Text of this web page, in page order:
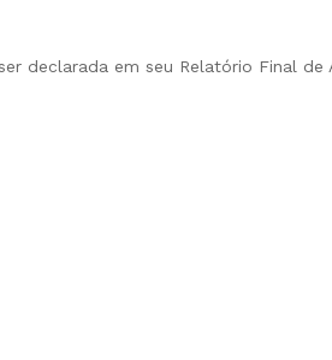
declarada em seu Relatório Final